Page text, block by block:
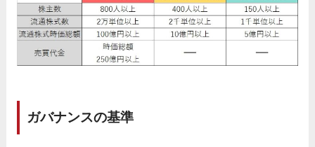
ガバナンスの基準